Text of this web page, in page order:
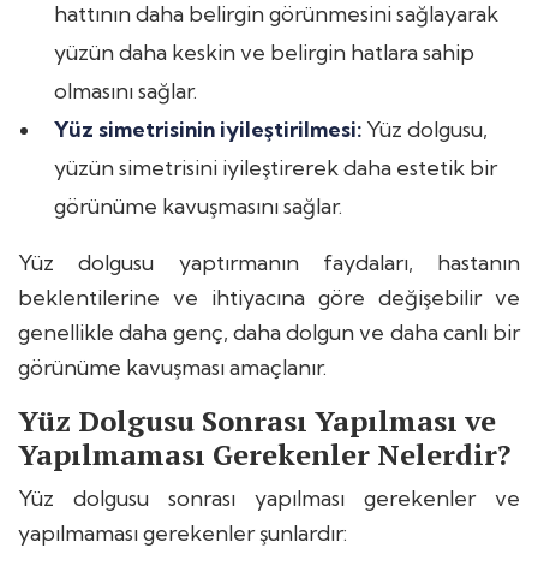
hattının daha belirgin görünmesini sağlayarak
yüzün daha keskin ve belirgin hatlara sahip
olmasını sağlar.
Yüz simetrisinin iyileştirilmesi: Yüz dolgusu,
yüzün simetrisini iyileştirerek daha estetik bir
görünüme kavuşmasını sağlar.
Yüz dolgusu yaptırmanın faydaları, hastanın
beklentilerine ve ihtiyacına göre değişebilir ve
genellikle daha genç, daha dolgun ve daha canlı bir
görünüme kavuşması amaçlanır.
Yüz Dolgusu Sonrası Yapılması ve
Yapılmaması Gerekenler Nelerdir?
Yüz dolgusu sonrası yapılması gerekenler ve
yapılmaması gerekenler şunlardır: